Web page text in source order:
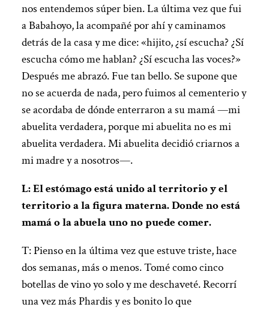
nos entendemos súper bien. La última vez que fui
a Babahoyo, la acompañé por ahí y caminamos
detrás de la casa y me dice: «hijito, ¿sí escucha? ¿Sí
escucha cómo me hablan? ¿Sí escucha las voces?»
Después me abrazó. Fue tan bello. Se supone que
no se acuerda de nada, pero fuimos al cementerio y
se acordaba de dónde enterraron a su mamá —mi
abuelita verdadera, porque mi abuelita no es mi
abuelita verdadera. Mi abuelita decidió criarnos a
mi madre y a nosotros—.
L: El estómago está unido al territorio y el
territorio a la figura materna. Donde no está
mamá o la abuela uno no puede comer.
T: Pienso en la última vez que estuve triste, hace
dos semanas, más o menos. Tomé como cinco
botellas de vino yo solo y me deschaveté. Recorrí
una vez más Phardis y es bonito lo que